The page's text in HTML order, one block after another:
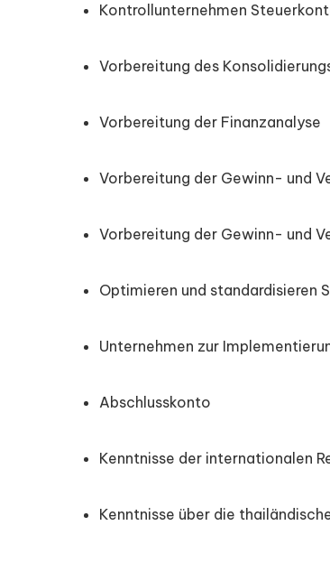
Kontrollunternehmen
Vorbereitung des
Vorbereitung der Finanzanalyse
Vorbereitung der Gewinn- und
Vorbereitung der Gewinn- und
Optimieren und standardisieren
Unternehmen zur
Abschlusskonto
Kenntnisse der internationalen
Kenntnisse über die